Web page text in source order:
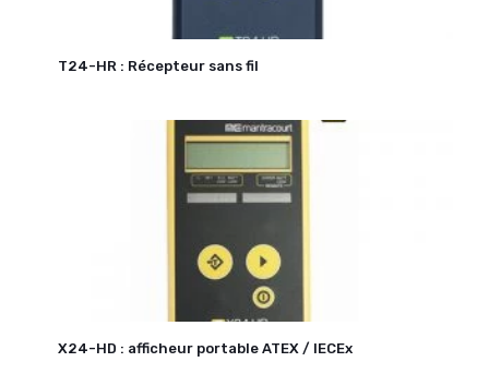
T24-HR : Récepteur sans fil
X24-HD : afficheur portable ATEX / IECEx